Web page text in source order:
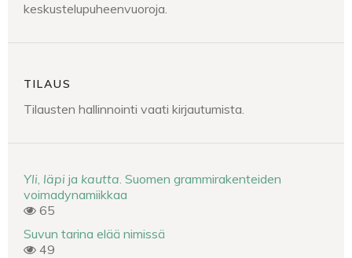
keskustelupuheenvuoroja.
TILAUS
Tilausten hallinnointi vaati kirjautumista.
Yli läpi ja kautta . Suomen grammirakenteiden
voimadynamiikkaa
65
Suvun tarina elää nimissä
49